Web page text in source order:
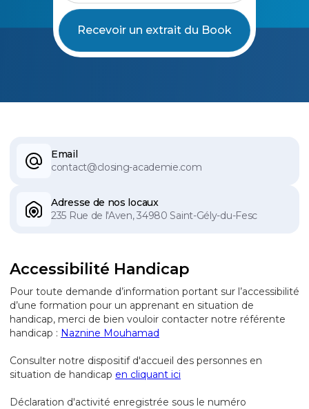
Email
contact@closing-academie.com
Adresse de nos locaux
235 Rue de l'Aven, 34980 Saint-Gély-du-Fesc
Accessibilité Handicap
Pour toute demande d’information portant sur l’accessibilité
d’une formation pour un apprenant en situation de
handicap, merci de bien vouloir contacter notre référente
handicap : Naznine Mouhamad
Consulter notre dispositif d'accueil des personnes en
situation de handicap en cliquant ici
Déclaration d'activité enregistrée sous le numéro